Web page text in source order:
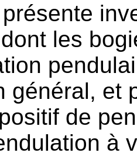
les
général, et
de
à